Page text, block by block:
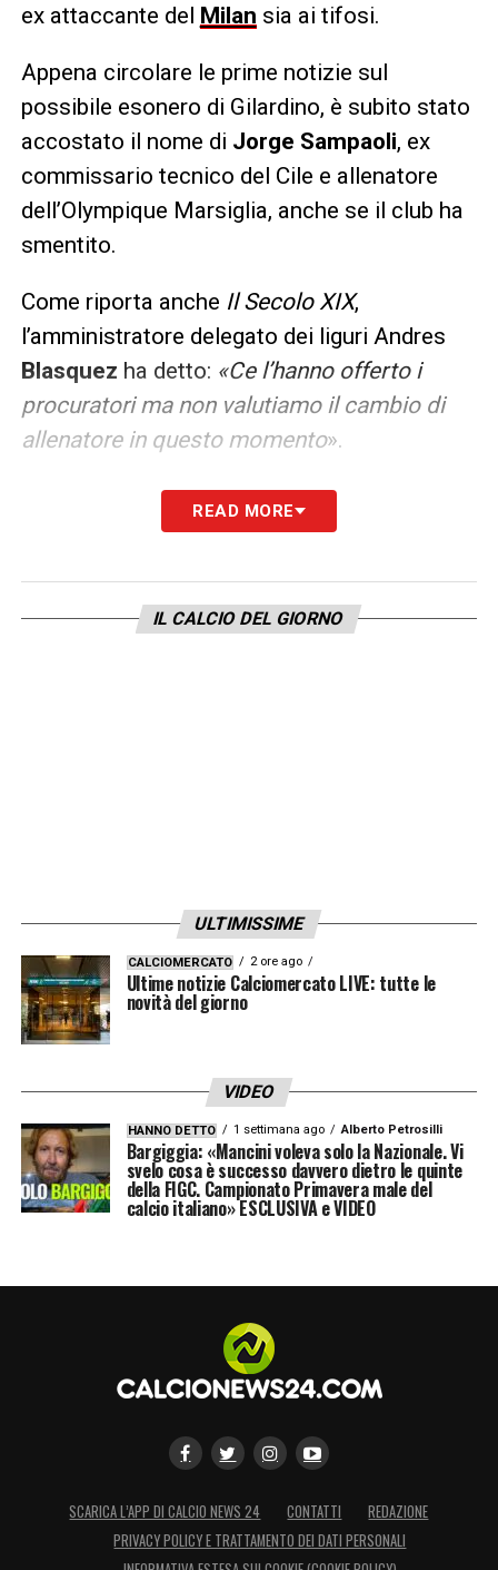
ex attaccante del Milan sia ai tifosi.
Appena circolare le prime notizie sul
possibile esonero di Gilardino, è subito stato
accostato il nome di Jorge Sampaoli, ex
commissario tecnico del Cile e allenatore
dell’Olympique Marsiglia, anche se il club ha
smentito.
Come riporta anche Il Secolo XIX,
l’amministratore delegato dei liguri Andres
Blasquez ha detto: «Ce l’hanno offerto i
procuratori ma non valutiamo il cambio di
allenatore in questo momento».
Dunque il dirigente rossoblu ha confermato
l’indiscrezione con un Sampaoli volenteroso
ma le prossime partite saranno fondamentali
per Gilardino.
READ MORE
IL CALCIO DEL GIORNO
ULTIMISSIME
CALCIOMERCATO 2 ore ago
Ultime notizie Calciomercato LIVE: tutte le
novità del giorno
VIDEO
HANNO DETTO 1 settimana ago Alberto Petrosilli
Bargiggia: «Mancini voleva solo la Nazionale. Vi
svelo cosa è successo davvero dietro le quinte
della FIGC. Campionato Primavera male del
calcio italiano» ESCLUSIVA e VIDEO
SCARICA L’APP DI CALCIO NEWS 24 CONTATTI
REDAZIONE
PRIVACY POLICY E TRATTAMENTO DEI DATI PERSONALI